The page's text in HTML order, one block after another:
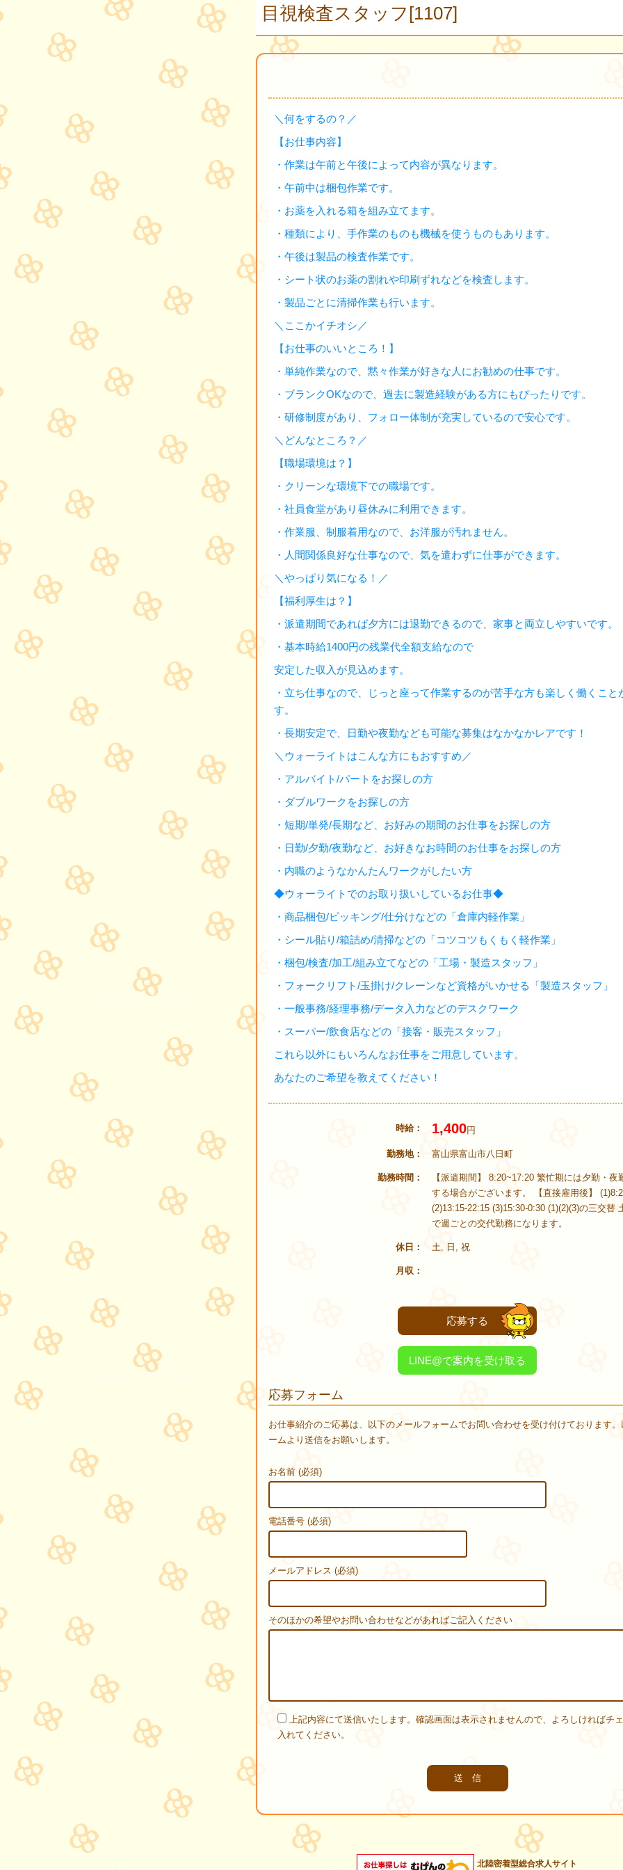
目視検査スタッフ[1107]
＼何をするの？／
【お仕事内容】
・作業は午前と午後によって内容が異なります。
・午前中は梱包作業です。
・お薬を入れる箱を組み立てます。
・種類により、手作業のものも機械を使うものもあります。
・午後は製品の検査作業です。
・シート状のお薬の割れや印刷ずれなどを検査します。
・製品ごとに清掃作業も行います。
＼ここかイチオシ／
【お仕事のいいところ！】
・単純作業なので、黙々作業が好きな人にお勧めの仕事です。
・ブランクOKなので、過去に製造経験がある方にもぴったりです。
・研修制度があり、フォロー体制が充実しているので安心です。
＼どんなところ？／
【職場環境は？】
・クリーンな環境下での職場です。
・社員食堂があり昼休みに利用できます。
・作業服、制服着用なので、お洋服が汚れません。
・人間関係良好な仕事なので、気を遣わずに仕事ができます。
＼やっぱり気になる！／
【福利厚生は？】
・派遣期間であれば夕方には退勤できるので、家事と両立しやすいです。
・基本時給1400円の残業代全額支給なので
安定した収入が見込めます。
・立ち仕事なので、じっと座って作業するのが苦手な方も楽しく働くこと
す。
・長期安定で、日勤や夜勤なども可能な募集はなかなかレアです！
＼ウォーライトはこんな方にもおすすめ／
・アルバイト/パートをお探しの方
・ダブルワークをお探しの方
・短期/単発/長期など、お好みの期間のお仕事をお探しの方
・日勤/夕勤/夜勤など、お好きなお時間のお仕事をお探しの方
・内職のようなかんたんワークがしたい方
◆ウォーライトでのお取り扱いしているお仕事◆
・商品梱包/ピッキング/仕分けなどの「倉庫内軽作業」
・シール貼り/箱詰め/清掃などの「コツコツもくもく軽作業」
・梱包/検査/加工/組み立てなどの「工場・製造スタッフ」
・フォークリフト/玉掛け/クレーンなど資格がいかせる「製造スタッフ」
・一般事務/経理事務/データ入力などのデスクワーク
・スーパー/飲食店などの「接客・販売スタッフ」
これら以外にもいろんなお仕事をご用意しています。
あなたのご希望を教えてください！
時給 1,400円
勤務地 富山県富山市八日町
勤務時間
【派遣期間】 8:20~17:20 繁忙期には夕勤・夜
する場合がございます。 【直接雇用後】
(2)13:15-22:15 (3)15:30-0:30 (1)(2)(3)の三交替
で週ごとの交代勤務になります。
休日 土, 日, 祝
月収
応募する
LINE@で案内を受け取る
応募フォーム
お仕事紹介のご応募は、以下のメールフォームでお問い合わせを受け付けております
ームより送信をお願いします。
お名前 (必須)
電話番号 (必須)
メールアドレス (必須)
そのほかの希望やお問い合わせなどがあればご記入ください
上記内容にて送信いたします。確認画面は表示されませんので、よろしければチ
入れてください。
北陸密着型総合求人サイト